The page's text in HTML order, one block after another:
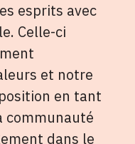
esprits avec
Celle-ci
et notre
en tant
communauté
dans le